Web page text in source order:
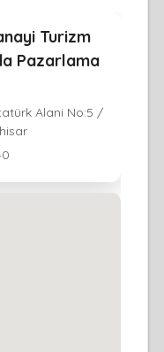
Turizm
Pazarlama
Alani No:5 /